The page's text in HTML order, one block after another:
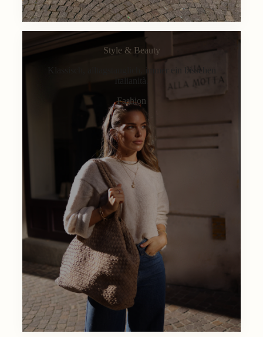
Style & Beauty
Klassisch, alltagstauglich, immer ein bisschen
Italianità.
Fashion